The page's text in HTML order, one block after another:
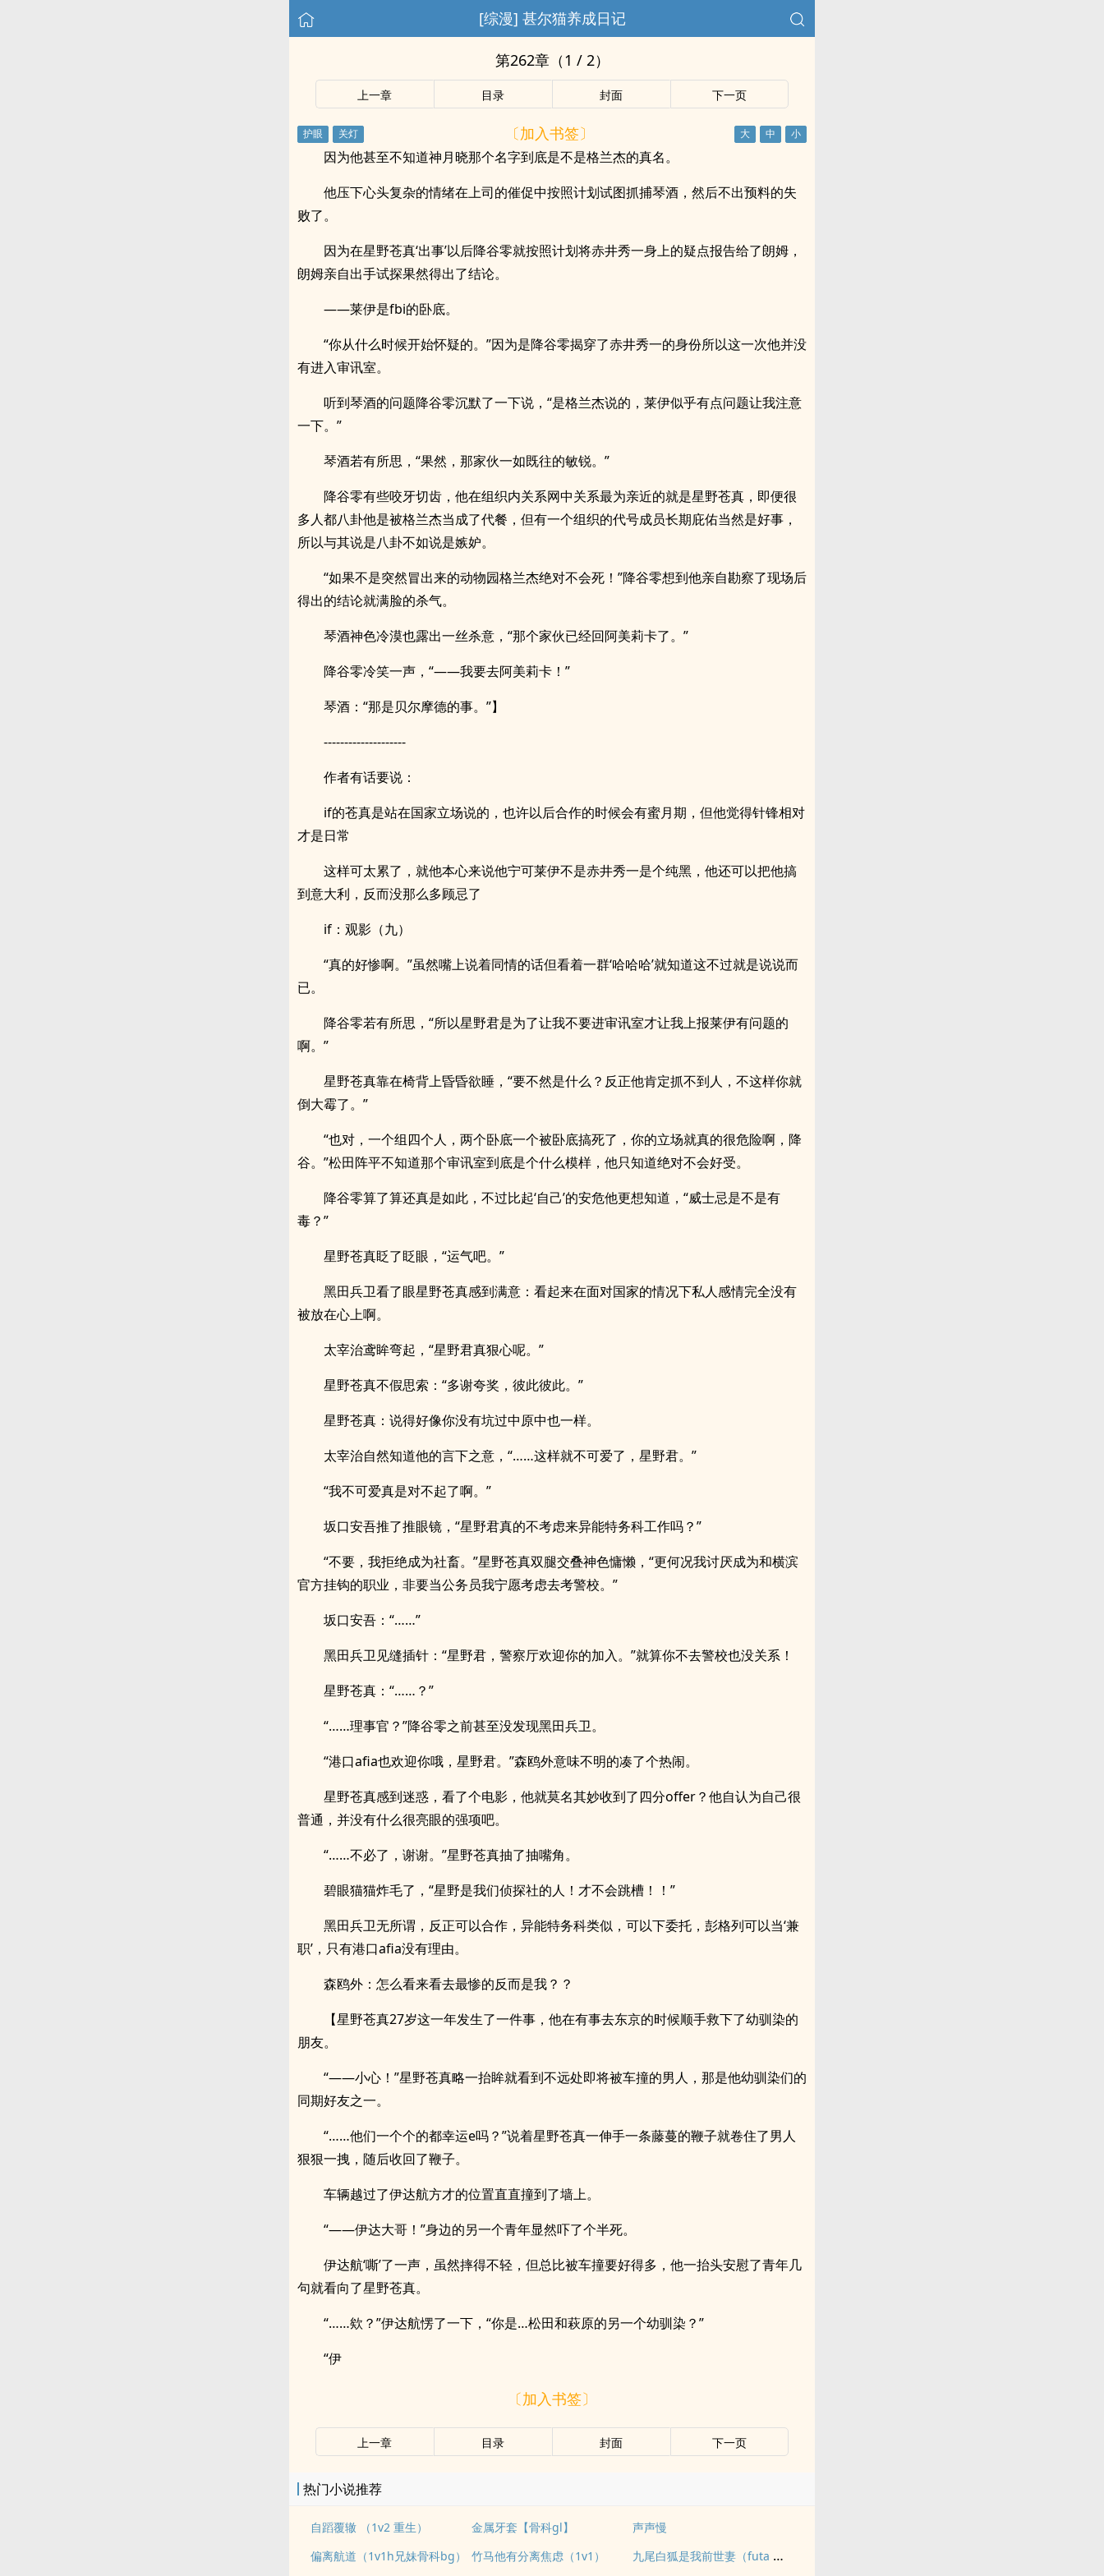
[综漫] 甚尔猫养成日记
第262章（1 / 2）
上一章 目录 封面 下一页
〔加入书签〕
因为他甚至不知道神月晓那个名字到底是不是格兰杰的真名。
他压下心头复杂的情绪在上司的催促中按照计划试图抓捕琴酒，然后不出预料的失
败了。
因为在星野苍真‘出事’以后降谷零就按照计划将赤井秀一身上的疑点报告给了朗姆，
朗姆亲自出手试探果然得出了结论。
——莱伊是fbi的卧底。
“你从什么时候开始怀疑的。”因为是降谷零揭穿了赤井秀一的身份所以这一次他并没
有进入审讯室。
听到琴酒的问题降谷零沉默了一下说，“是格兰杰说的，莱伊似乎有点问题让我注意
一下。”
琴酒若有所思，“果然，那家伙一如既往的敏锐。”
降谷零有些咬牙切齿，他在组织内关系网中关系最为亲近的就是星野苍真，即便很
多人都八卦他是被格兰杰当成了代餐，但有一个组织的代号成员长期庇佑当然是好事，
所以与其说是八卦不如说是嫉妒。
“如果不是突然冒出来的动物园格兰杰绝对不会死！”降谷零想到他亲自勘察了现场后
得出的结论就满脸的杀气。
琴酒神色冷漠也露出一丝杀意，“那个家伙已经回阿美莉卡了。”
降谷零冷笑一声，“——我要去阿美莉卡！”
琴酒：“那是贝尔摩德的事。”】
--------------------
作者有话要说：
if的苍真是站在国家立场说的，也许以后合作的时候会有蜜月期，但他觉得针锋相对
才是日常
这样可太累了，就他本心来说他宁可莱伊不是赤井秀一是个纯黑，他还可以把他搞
到意大利，反而没那么多顾忌了
if：观影（九）
“真的好惨啊。”虽然嘴上说着同情的话但看着一群‘哈哈哈’就知道这不过就是说说而
已。
降谷零若有所思，“所以星野君是为了让我不要进审讯室才让我上报莱伊有问题的
啊。”
星野苍真靠在椅背上昏昏欲睡，“要不然是什么？反正他肯定抓不到人，不这样你就
倒大霉了。”
“也对，一个组四个人，两个卧底一个被卧底搞死了，你的立场就真的很危险啊，降
谷。”松田阵平不知道那个审讯室到底是个什么模样，他只知道绝对不会好受。
降谷零算了算还真是如此，不过比起‘自己’的安危他更想知道，“威士忌是不是有
毒？”
星野苍真眨了眨眼，“运气吧。”
黑田兵卫看了眼星野苍真感到满意：看起来在面对国家的情况下私人感情完全没有
被放在心上啊。
太宰治鸢眸弯起，“星野君真狠心呢。”
星野苍真不假思索：“多谢夸奖，彼此彼此。”
星野苍真：说得好像你没有坑过中原中也一样。
太宰治自然知道他的言下之意，“……这样就不可爱了，星野君。”
“我不可爱真是对不起了啊。”
坂口安吾推了推眼镜，“星野君真的不考虑来异能特务科工作吗？”
“不要，我拒绝成为社畜。”星野苍真双腿交叠神色慵懒，“更何况我讨厌成为和横滨
官方挂钩的职业，非要当公务员我宁愿考虑去考警校。”
坂口安吾：“……”
黑田兵卫见缝插针：“星野君，警察厅欢迎你的加入。”就算你不去警校也没关系！
星野苍真：“……？”
“……理事官？”降谷零之前甚至没发现黑田兵卫。
“港口afia也欢迎你哦，星野君。”森鸥外意味不明的凑了个热闹。
星野苍真感到迷惑，看了个电影，他就莫名其妙收到了四分offer？他自认为自己很
普通，并没有什么很亮眼的强项吧。
“……不必了，谢谢。”星野苍真抽了抽嘴角。
碧眼猫猫炸毛了，“星野是我们侦探社的人！才不会跳槽！！”
黑田兵卫无所谓，反正可以合作，异能特务科类似，可以下委托，彭格列可以当‘兼
职’，只有港口afia没有理由。
森鸥外：怎么看来看去最惨的反而是我？？
【星野苍真27岁这一年发生了一件事，他在有事去东京的时候顺手救下了幼驯染的
朋友。
“——小心！”星野苍真略一抬眸就看到不远处即将被车撞的男人，那是他幼驯染们的
同期好友之一。
“……他们一个个的都幸运e吗？”说着星野苍真一伸手一条藤蔓的鞭子就卷住了男人
狠狠一拽，随后收回了鞭子。
车辆越过了伊达航方才的位置直直撞到了墙上。
“——伊达大哥！”身边的另一个青年显然吓了个半死。
伊达航‘嘶’了一声，虽然摔得不轻，但总比被车撞要好得多，他一抬头安慰了青年几
句就看向了星野苍真。
“……欸？”伊达航愣了一下，“你是…松田和萩原的另一个幼驯染？”
“伊
〔加入书签〕
上一章 目录 封面 下一页
热门小说推荐
自蹈覆辙 （1v2 重生） 金属牙套【骨科gl】
声声慢
偏离航道（1v1h兄妹骨科bg）
竹马他有分离焦虑（1v1） 九尾白狐是我前世妻（futa 百合）